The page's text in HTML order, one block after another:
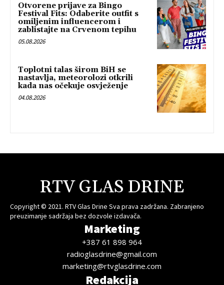
Otvorene prijave za Bingo
Festival Fits: Odaberite outfit s
omiljenim influencerom i
zablistajte na Crvenom tepihu
05.08.2026
Toplotni talas širom BiH se
nastavlja, meteorolozi otkrili
kada nas očekuje osvježenje
04.08.2026
RTV GLAS DRINE
Copyright © 2021. RTV Glas Drine Sva prava zadržana. Zabranjeno
preuzimanje sadržaja bez dozvole izdavača.
Marketing
+387 61 898 964
radioglasdrine@gmail.com
marketing@rtvglasdrine.com
Redakcija